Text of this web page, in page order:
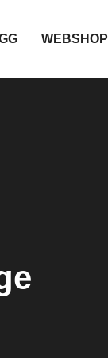
WEBSHOP